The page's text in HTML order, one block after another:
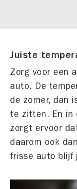
Juiste
Zorg voor een
auto. De
de zomer, dan
te zitten. En in
zorgt ervoor
daarom ook
frisse auto blijf